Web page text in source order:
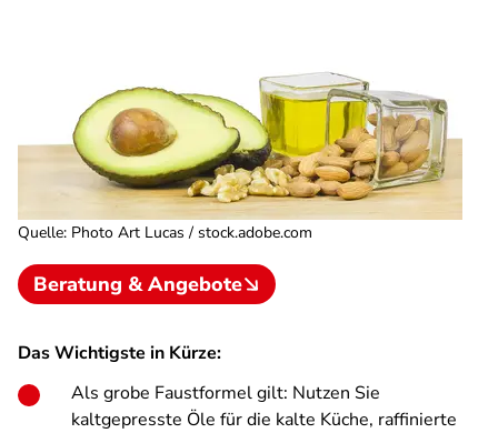
Quelle: Photo Art Lucas / stock.adobe.com
Beratung & Angebote
Das Wichtigste in Kürze:
Als grobe Faustformel gilt: Nutzen Sie
kaltgepresste Öle für die kalte Küche, raffinierte